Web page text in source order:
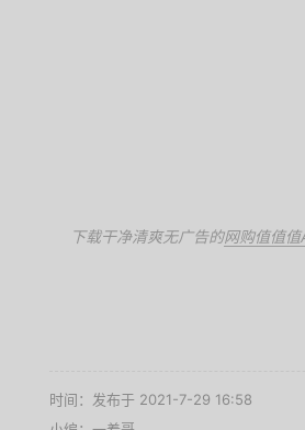
下载干净清爽无广告的网购值值值
时间：发布于 2021-7-29 16:58